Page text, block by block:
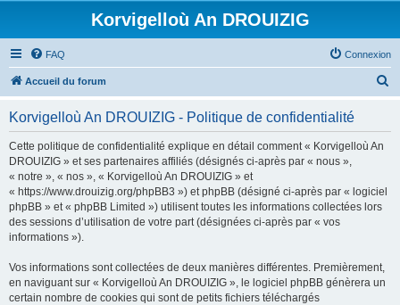
Korvigelloù An DROUIZIG
FAQ Connexion
Accueil du forum
Korvigelloù An DROUIZIG - Politique de confidentialité
Cette politique de confidentialité explique en détail comment « Korvigelloù An
DROUIZIG » et ses partenaires affiliés (désignés ci-après par « nous »,
« notre », « nos », « Korvigelloù An DROUIZIG » et
« https://www.drouizig.org/phpBB3 ») et phpBB (désigné ci-après par « logiciel
phpBB » et « phpBB Limited ») utilisent toutes les informations collectées lors
des sessions d’utilisation de votre part (désignées ci-après par « vos
informations »).
Vos informations sont collectées de deux manières différentes. Premièrement,
en naviguant sur « Korvigelloù An DROUIZIG », le logiciel phpBB génèrera un
certain nombre de cookies qui sont de petits fichiers téléchargés